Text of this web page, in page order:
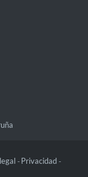
- Privacidad -